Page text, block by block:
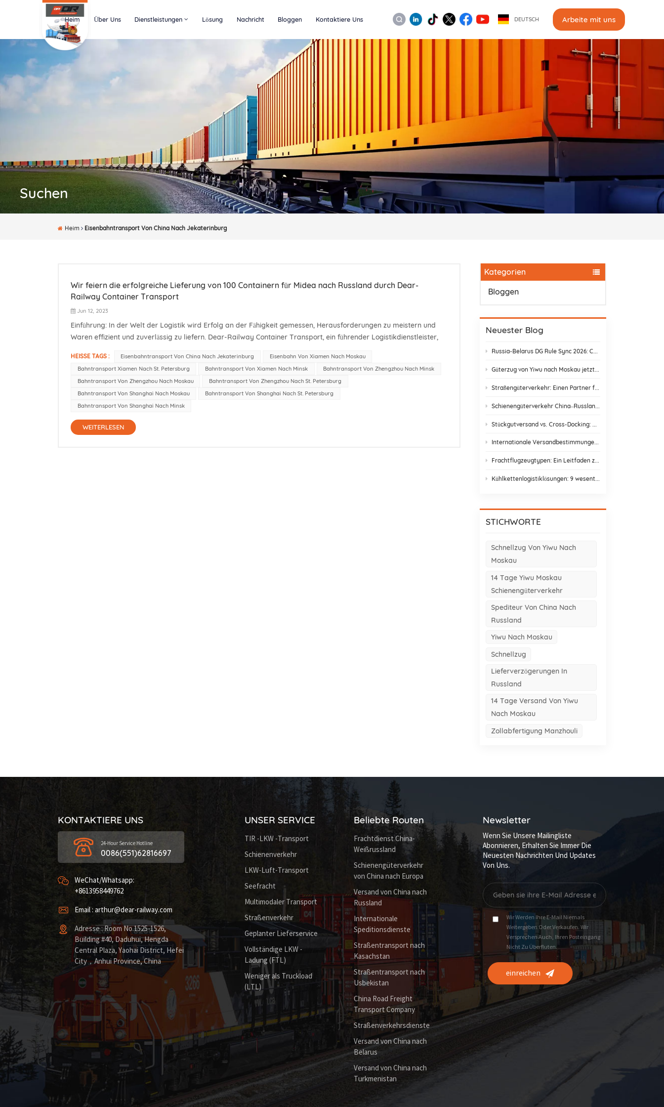
Heim Über Uns Dienstleistungen Lösung Nachricht Bloggen Kontaktiere Uns DEUTSCH Arbeite mit uns
Suchen
Heim Eisenbahntransport Von China Nach Jekaterinburg
Kategorien
Bloggen
Neuester Blog
Internationale Versandbestimmungen & E-Commerce-Konformität | DR Trans
Frachtflugzeugtypen: Ein Leitfaden zu Frachtflugzeugvarianten für den Asien-Europa-Handel
Kühlkettenlogistiklösungen: 9 wesentliche Elemente und Gestaltungsstrategien
STICHWORTE
Schnellzug Von Yiwu Nach
Moskau
14 Tage Yiwu Moskau
Schienengüterverkehr
Spediteur Von China Nach
Russland
Yiwu Nach Moskau
Schnellzug
Lieferverzögerungen In
Russland
14 Tage Versand Von Yiwu
Nach Moskau
Zollabfertigung Manzhouli
Wir feiern die erfolgreiche Lieferung von 100 Containern für Midea nach Russland durch Dear-
Railway Container Transport
Jun 12, 2023
Einführung: In der Welt der Logistik wird Erfolg an der Fähigkeit gemessen, Herausforderungen zu meistern und
Waren effizient und zuverlässig zu liefern. Dear-Railway Container Transport, ein führender Logistikdienstleister,
HEISSE TAGS : Eisenbahntransport Von China Nach Jekaterinburg
Eisenbahn Von Xiamen Nach Moskau
Bahntransport Xiamen Nach St. Petersburg
Bahntransport Von Xiamen Nach Minsk
Bahntransport Von Zhengzhou Nach Minsk
Bahntransport Von Zhengzhou Nach Moskau
Bahntransport Von Zhengzhou Nach St. Petersburg
Bahntransport Von Shanghai Nach Moskau
Bahntransport Von Shanghai Nach St. Petersburg
Bahntransport Von Shanghai Nach Minsk
WEITERLESEN
KONTAKTIERE UNS
24-Hour Service Hotline
0086(551)62816697
WeChat/Whatsapp:
+8613958449762
Email : arthur@dear-railway.com
Adresse : Room No.1525-1526,
Building #40, Daduhui, Hengda
Central Plaza, Yaohai District, Hefei
City，Anhui Province, China
UNSER SERVICE
TIR -LKW -Transport
Schienenverkehr
LKW-Luft-Transport
Seefracht
Multimodaler Transport
Straßenverkehr
Geplanter Lieferservice
Vollständige LKW -
Ladung (FTL)
Weniger als Truckload
(LTL)
Beliebte Routen
Frachtdienst China-
Weißrussland
Schienengüterverkehr
von China nach Europa
Versand von China nach
Russland
Internationale
Speditionsdienste
Straßentransport nach
Kasachstan
Straßentransport nach
Usbekistan
China Road Freight
Transport Company
Straßenverkehrsdienste
Versand von China nach
Belarus
Versand von China nach
Turkmenistan
Newsletter
Wenn Sie Unsere Mailingliste
Abonnieren, Erhalten Sie Immer Die
Neuesten Nachrichten Und Updates
Von Uns.
Wir Werden Ihre E-Mail Niemals
Weitergeben Oder Verkaufen. Wir
Versprechen Auch, Ihren Posteingang
Nicht Zu Überfluten.
einreichen